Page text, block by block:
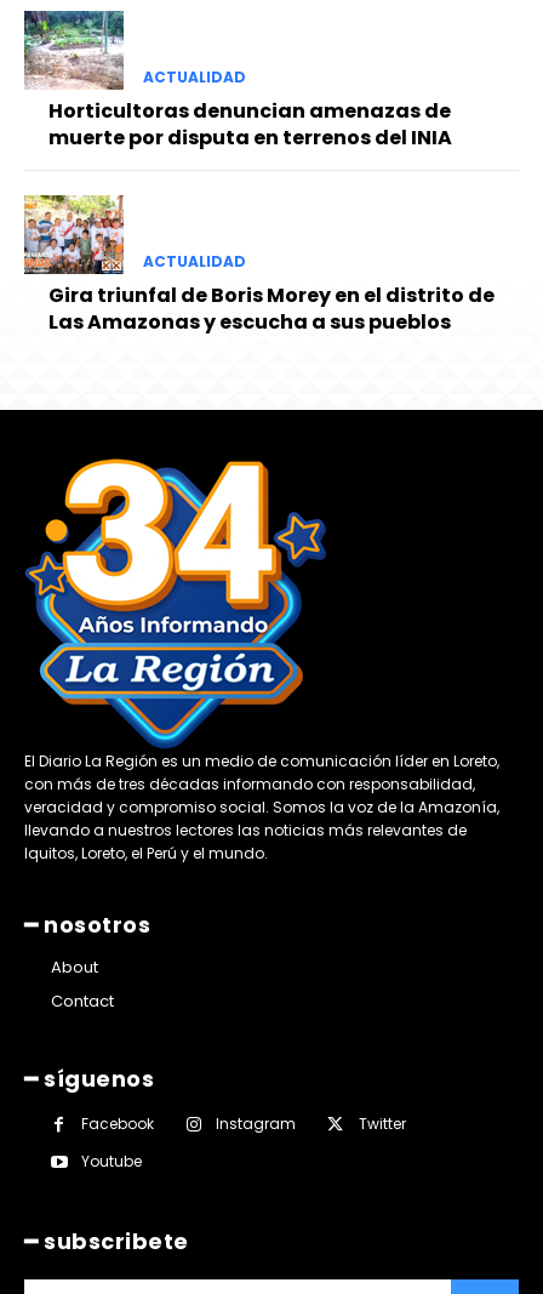
ACTUALIDAD
Horticultoras denuncian amenazas de
muerte por disputa en terrenos del INIA
ACTUALIDAD
Gira triunfal de Boris Morey en el distrito de
Las Amazonas y escucha a sus pueblos
El Diario La Región es un medio de comunicación líder en Loreto,
con más de tres décadas informando con responsabilidad,
veracidad y compromiso social. Somos la voz de la Amazonía,
llevando a nuestros lectores las noticias más relevantes de
Iquitos, Loreto, el Perú y el mundo.
━ nosotros
About
Contact
━ síguenos
Facebook Instagram
Twitter
Youtube
━ subscribete